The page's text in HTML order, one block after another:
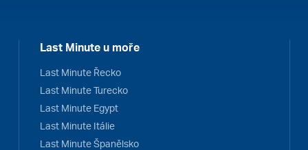
Last Minute u moře
Last Minute Řecko
Last Minute Turecko
Last Minute Egypt
Last Minute Itálie
Last Minute Španělsko